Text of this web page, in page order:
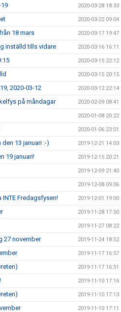
2020-03-28 18:33
2020-03-22 09:04
18 mars 2020-03-17 19:47
inställd tills vidare 2020-03-16 16:11
2020-03-15 22:12
2020-03-15 20:15
2020-03-12 2020-03-12 22:14
på måndagar 2020-02-09 08:41
2020-01-08 20:22
2020-01-06 23:01
13 januari :-) 2019-12-21 14:03
19 januari! 2019-12-15 20:21
2019-12-09 21:40
2019-12-08 09:06
Fredagsfysen! 2019-12-01 19:00
2019-11-28 17:50
2019-11-27 08:22
27 november 2019-11-24 18:52
2019-11-17 16:57
2019-11-17 16:51
2019-11-10 17:16
2019-11-10 17:13
2019-11-10 17:11